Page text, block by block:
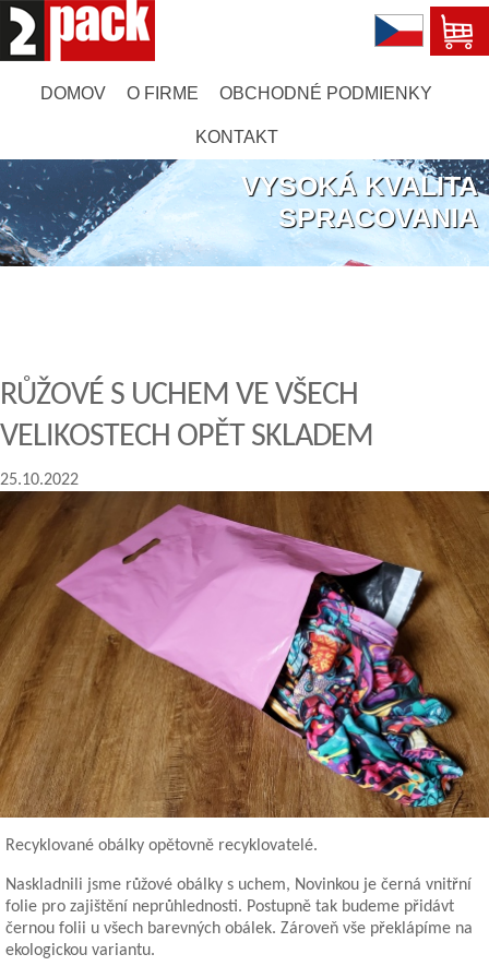
DOMOV O FIRME OBCHODNÉ PODMIENKY
KONTAKT
VYSOKÁ KVALITA
SPRACOVANIA
RŮŽOVÉ S UCHEM VE VŠECH
VELIKOSTECH OPĚT SKLADEM
25.10.2022
Recyklované obálky opětovně recyklovatelé.
Naskladnili jsme růžové obálky s uchem, Novinkou je černá vnitřní
folie pro zajištění neprůhlednosti. Postupně tak budeme přidávt
černou folii u všech barevných obálek. Zároveň vše překlápíme na
ekologickou variantu.